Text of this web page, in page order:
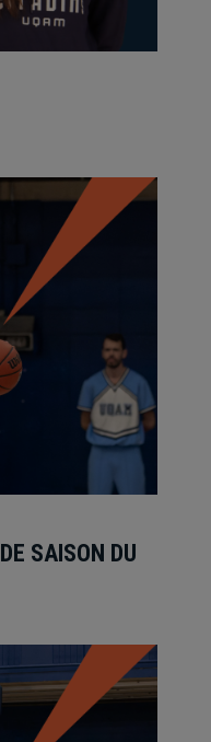
SAISON DU